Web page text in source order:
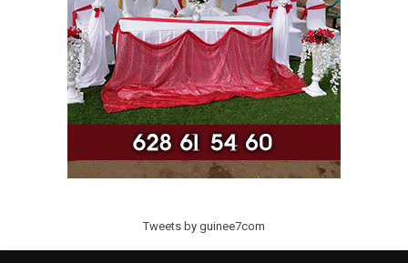
Tweets by guinee7com